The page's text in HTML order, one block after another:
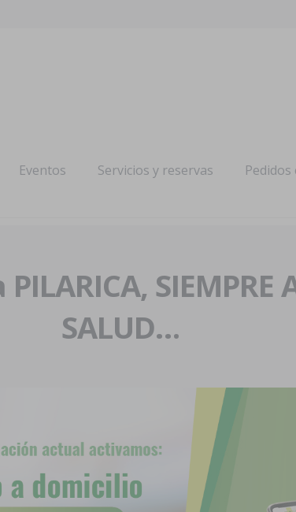
Eventos Servicios y reservas
SIEMPRE
SALUD…